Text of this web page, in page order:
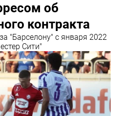
об
контракта
"Барселону" с января 2022
Сити"